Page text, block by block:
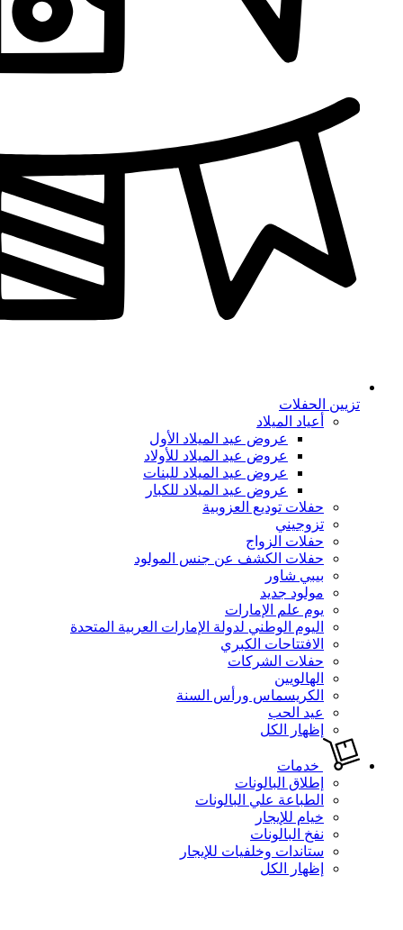
تزيين الحفلات
أعياد الميلاد
عروض عيد الميلاد الأول
عروض عيد الميلاد للأولاد
عروض عيد الميلاد للبنات
عروض عيد الميلاد للكبار
حفلات توديع العزوبية
تزوجيني
حفلات الزواج
حفلات الكشف عن جنس المولود
بيبي شاور
مولود جديد
يوم علم الإمارات
اليوم الوطني لدولة الإمارات العربية المتحدة
الافتتاحات الكبري
حفلات الشركات
الهالويين
الكريسماس ورأس السنة
عيد الحب
إظهار الكل
خدمات
إطلاق البالونات
الطباعة علي البالونات
خيام للإيجار
نفخ البالونات
ستاندات وخلفيات للإيجار
إظهار الكل